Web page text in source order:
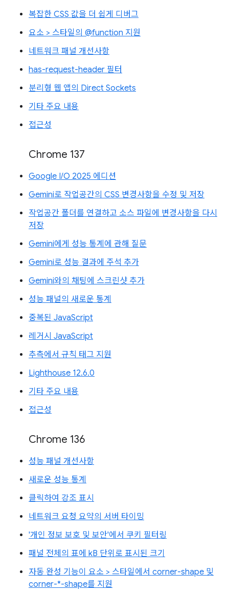
복잡한 CSS 값을 더 쉽게 디버그
요소 > 스타일의 @function 지원
네트워크 패널 개선사항
has-request-header 필터
분리형 웹 앱의 Direct Sockets
기타 주요 내용
접근성
Chrome 137
Google I/O 2025 에디션
Gemini로 작업공간의 CSS 변경사항을 수정 및 저장
작업공간 폴더를 연결하고 소스 파일에 변경사항을 다시
저장
Gemini에게 성능 통계에 관해 질문
Gemini로 성능 결과에 주석 추가
Gemini와의 채팅에 스크린샷 추가
성능 패널의 새로운 통계
중복된 JavaScript
레거시 JavaScript
추측에서 규칙 태그 지원
Lighthouse 12.6.0
기타 주요 내용
접근성
Chrome 136
성능 패널 개선사항
새로운 성능 통계
클릭하여 강조 표시
네트워크 요청 요약의 서버 타이밍
'개인 정보 보호 및 보안'에서 쿠키 필터링
패널 전체의 표에 kB 단위로 표시된 크기
자동 완성 기능이 요소 > 스타일에서 corner-shape 및
corner-*-shape를 지원